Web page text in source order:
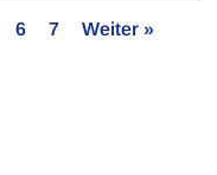
6 7 Weiter »